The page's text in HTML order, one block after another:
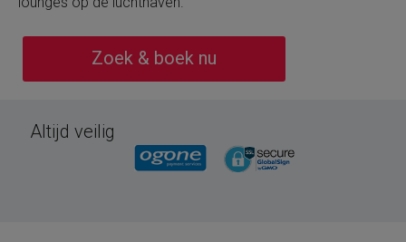
Zoek & boek nu
Altijd veilig